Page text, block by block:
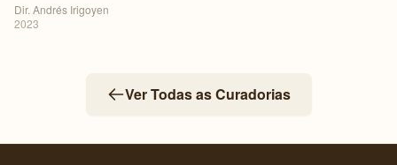
Dir. Andrés Irigoyen
2023
Ver Todas as Curadorias